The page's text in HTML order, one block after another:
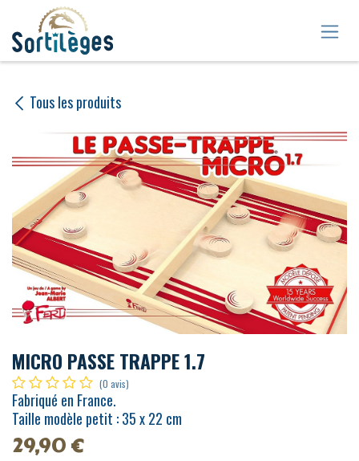
Se rendre au contenu
Tous les produits
MICRO PASSE TRAPPE 1.7
(0 avis)
Fabriqué en France.
Taille modèle petit : 35 x 22 cm
29,90€